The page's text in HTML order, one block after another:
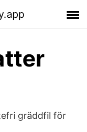
gräddfil för